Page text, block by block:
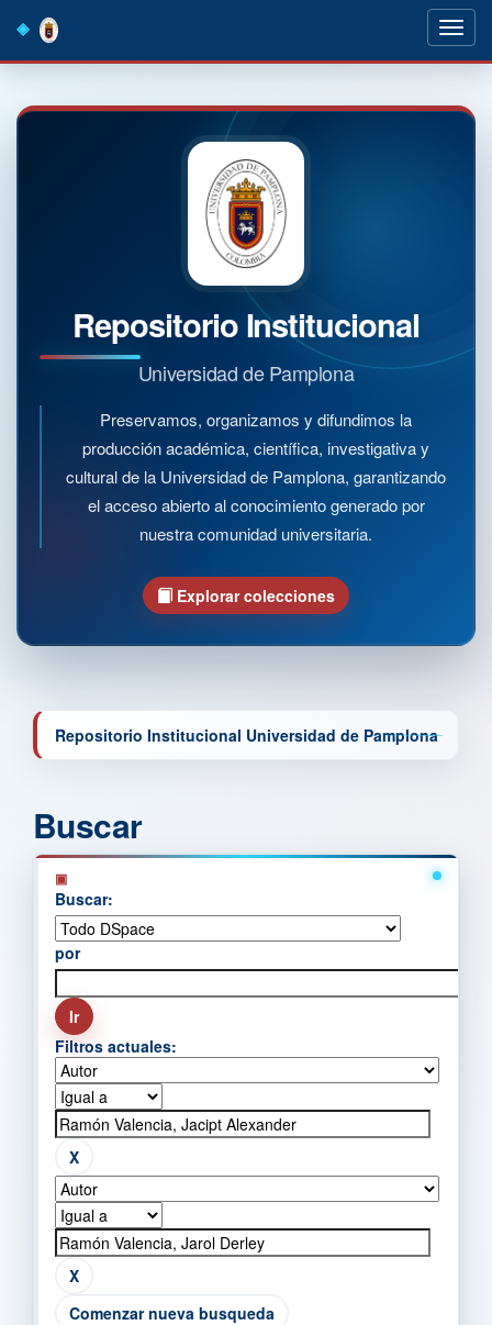
navigation
Repositorio Institucional
Universidad de Pamplona
Preservamos, organizamos y difundimos la
producción académica, científica, investigativa y
cultural de la Universidad de Pamplona, garantizando
el acceso abierto al conocimiento generado por
nuestra comunidad universitaria.
Explorar colecciones
Repositorio Institucional Universidad de Pamplona
Buscar
Buscar:
por
Filtros actuales:
Comenzar nueva busqueda